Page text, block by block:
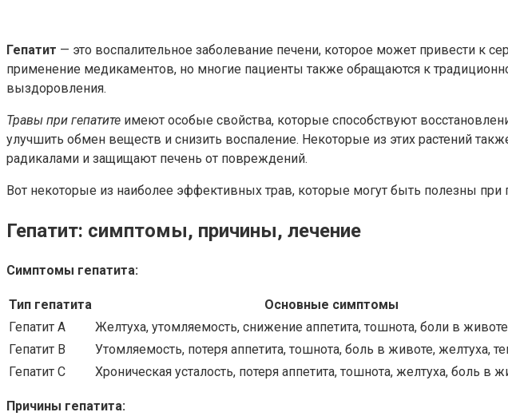
Гепатит — это воспалительное заболевание печени, которое может привести к
применение медикаментов, но многие пациенты также обращаются к
выздоровления.
Травы при гепатите имеют особые свойства, которые способствуют
улучшить обмен веществ и снизить воспаление. Некоторые из этих растений
радикалами и защищают печень от повреждений.
Вот некоторые из наиболее эффективных трав, которые могут быть полезны при
Гепатит: симптомы, причины, лечение
Симптомы гепатита:
Тип гепатита
Основные симптомы
Гепатит A
Желтуха, утомляемость, снижение аппетита, тошнота, боли в животе
Гепатит B
Утомляемость, потеря аппетита, тошнота, боль в животе, желтуха,
Гепатит C
Хроническая усталость, потеря аппетита, тошнота, желтуха, боль в
Причины гепатита: